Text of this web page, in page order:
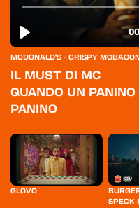
MCDONALD'S - CRISPY
IL MUST DI MC
QUANDO UN
PANINO
GLOVO
SPECK